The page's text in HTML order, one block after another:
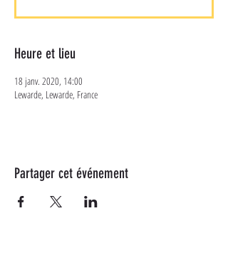
Heure et lieu
18 janv. 2020, 14:00
Lewarde, Lewarde, France
Partager cet événement